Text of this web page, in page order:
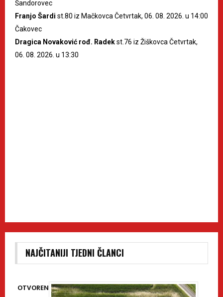
Šandorovec
Franjo Šardi st.80 iz Mačkovca Četvrtak, 06. 08. 2026. u 14:00
Čakovec
Dragica Novaković rođ. Radekst.76 iz Žiškovca Četvrtak,
06. 08. 2026. u 13:30
NAJČITANIJI TJEDNI ČLANCI
OTVOREN